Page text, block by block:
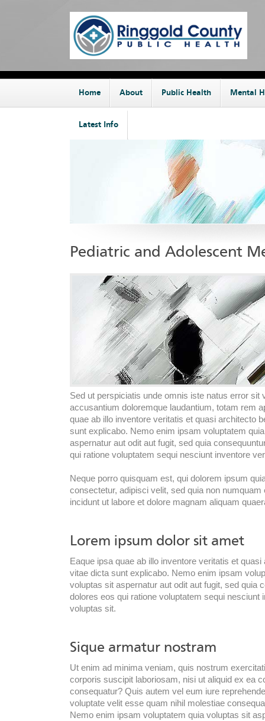
Home About Public Health Mental
Latest Info
Pediatric and Adolescent
Sed ut perspiciatis unde omnis iste natus error sit
accusantium doloremque laudantium, totam rem
quae ab illo inventore veritatis et quasi architecto
sunt explicabo. Nemo enim ipsam voluptatem
aspernatur aut odit aut fugit, sed quia
qui ratione voluptatem sequi nesciunt inventore
Neque porro quisquam est, qui dolorem ipsum
consectetur, adipisci velit, sed quia non numquam
incidunt ut labore et dolore magnam aliquam
Lorem ipsum dolor sit amet
Eaque ipsa quae ab illo inventore veritatis et quasi
vitae dicta sunt explicabo. Nemo enim ipsam
voluptas sit aspernatur aut odit aut fugit, sed quia
dolores eos qui ratione voluptatem sequi nesciunt
voluptas sit.
Sique armatur nostram
Ut enim ad minima veniam, quis nostrum
corporis suscipit laboriosam, nisi ut aliquid ex ea
consequatur? Quis autem vel eum iure
voluptate velit esse quam nihil molestiae
Nemo enim ipsam voluptatem quia voluptas sit